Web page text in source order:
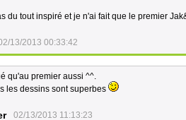
du tout inspiré et je n'ai fait que le premier
13/2013 00:33:42
qu'au premier aussi ^^.
les dessins sont superbes
02/13/2013 11:13:23